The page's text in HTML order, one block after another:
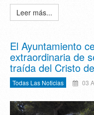
Leer más...
El Ayuntamiento
extraordinaria de
traída del Cristo
Todas Las Noticias 03